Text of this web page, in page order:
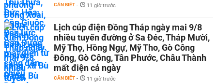
CẦN BIẾT - 11 giờ trước
Lịch cúp điện Đồng Tháp ngày mai 9/8
nhiều tuyến đường ở Sa Đéc, Tháp Mười,
Mỹ Thọ, Hồng Ngự, Mỹ Tho, Gò Công
Đông, Gò Công, Tân Phước, Châu Thành
mất điện cả ngày
CẦN BIẾT - 11 giờ trước